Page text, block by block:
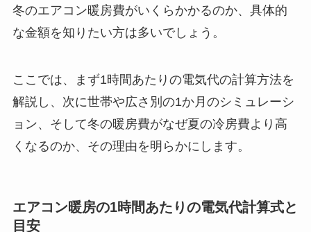
冬のエアコン暖房費がいくらかかるのか、具体的
な金額を知りたい方は多いでしょう。
ここでは、まず1時間あたりの電気代の計算方法を
解説し、次に世帯や広さ別の1か月のシミュレーシ
ョン、そして冬の暖房費がなぜ夏の冷房費より高
くなるのか、その理由を明らかにします。
エアコン暖房の1時間あたりの電気代計算式と
目安